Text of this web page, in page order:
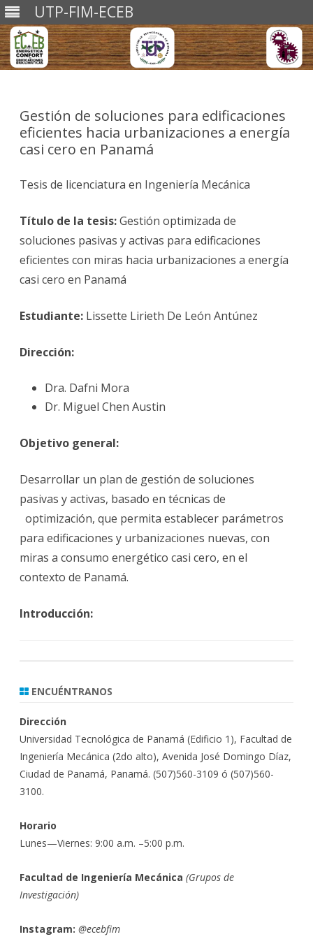
UTP-FIM-ECEB
Gestión de soluciones para edificaciones
eficientes hacia urbanizaciones a energía
casi cero en Panamá
Tesis de licenciatura en Ingeniería Mecánica
Título de la tesis:Gestión optimizada de
soluciones pasivas y activas para edificaciones
eficientes con miras hacia urbanizaciones a energía
casi cero en Panamá
Estudiante: Lissette Lirieth De León Antúnez
Dirección:
Dra. Dafni Mora
Dr. Miguel Chen Austin
Objetivo general:
Desarrollar un plan de gestión de soluciones
pasivas y activas, basado en técnicas de
optimización, que permita establecer parámetros
para edificaciones y urbanizaciones nuevas, con
miras a consumo energético casi cero, en el
contexto de Panamá.
Introducción:
ENCUÉNTRANOS
Dirección
Universidad Tecnológica de Panamá (Edificio 1), Facultad de
Ingeniería Mecánica (2do alto), Avenida José Domingo Díaz,
Ciudad de Panamá, Panamá. (507)560-3109 ó (507)560-
3100.
Horario
Lunes—Viernes: 9:00 a.m. –5:00 p.m.
Facultad de Ingeniería Mecánica (Grupos de
Investigación)
Instagram: @ecebfim